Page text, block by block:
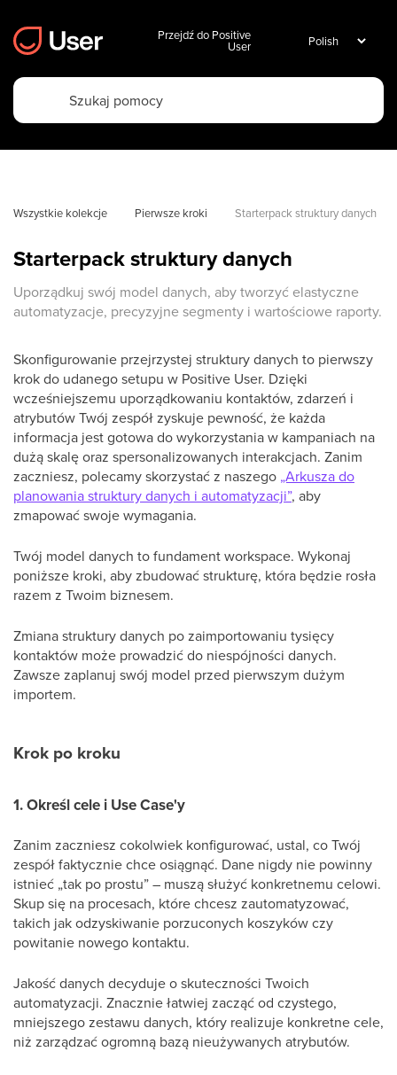
Przejdź do Positive
User
Wszystkie kolekcje Pierwsze kroki Starterpack struktury danych
Starterpack struktury danych
Uporządkuj swój model danych, aby tworzyć elastyczne
automatyzacje, precyzyjne segmenty i wartościowe raporty.
Skonfigurowanie przejrzystej struktury danych to pierwszy
krok do udanego setupu w Positive User. Dzięki
wcześniejszemu uporządkowaniu kontaktów, zdarzeń i
atrybutów Twój zespół zyskuje pewność, że każda
informacja jest gotowa do wykorzystania w kampaniach na
dużą skalę oraz spersonalizowanych interakcjach. Zanim
zaczniesz, polecamy skorzystać z naszego „Arkusza do
planowania struktury danych i automatyzacji”, aby
zmapować swoje wymagania.
Twój model danych to fundament workspace. Wykonaj
poniższe kroki, aby zbudować strukturę, która będzie rosła
razem z Twoim biznesem.
Zmiana struktury danych po zaimportowaniu tysięcy
kontaktów może prowadzić do niespójności danych.
Zawsze zaplanuj swój model przed pierwszym dużym
importem.
Krok po kroku
1. Określ cele i Use Case'y
Zanim zaczniesz cokolwiek konfigurować, ustal, co Twój
zespół faktycznie chce osiągnąć. Dane nigdy nie powinny
istnieć „tak po prostu” – muszą służyć konkretnemu celowi.
Skup się na procesach, które chcesz zautomatyzować,
takich jak odzyskiwanie porzuconych koszyków czy
powitanie nowego kontaktu.
Jakość danych decyduje o skuteczności Twoich
automatyzacji. Znacznie łatwiej zacząć od czystego,
mniejszego zestawu danych, który realizuje konkretne cele,
niż zarządzać ogromną bazą nieużywanych atrybutów.